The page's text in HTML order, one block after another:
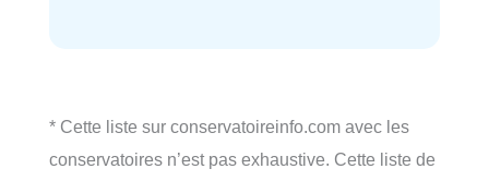
* Cette liste sur conservatoireinfo.com avec les
conservatoires n’est pas exhaustive. Cette liste de